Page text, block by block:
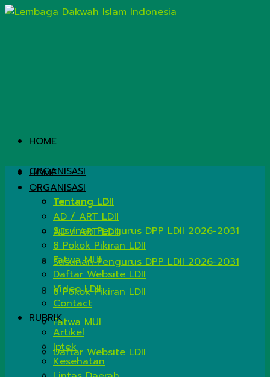
HOME
ORGANISASI
Tentang LDII
AD / ART LDII
Susunan Pengurus DPP LDII 2026-2031
8 Pokok Pikiran LDII
Fatwa MUI
Daftar Website LDII
HOME
ORGANISASI
Tentang LDII
AD / ART LDII
Susunan Pengurus DPP LDII 2026-2031
8 Pokok Pikiran LDII
Fatwa MUI
Daftar Website LDII
Video LDII
Contact
RUBRIK
Artikel
Iptek
Kesehatan